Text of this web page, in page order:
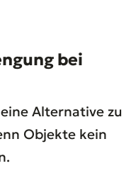
bei
Alternative zu
Objekte kein